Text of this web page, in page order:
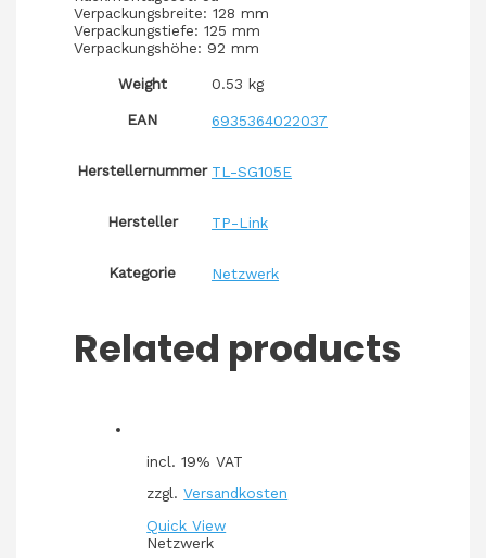
Verpackungsbreite: 128 mm
Verpackungstiefe: 125 mm
Verpackungshöhe: 92 mm
Weight 0.53 kg
EAN 6935364022037
Herstellernummer TL-SG105E
Hersteller TP-Link
Kategorie Netzwerk
Related products
incl. 19% VAT
zzgl.Versandkosten
Quick View
Netzwerk